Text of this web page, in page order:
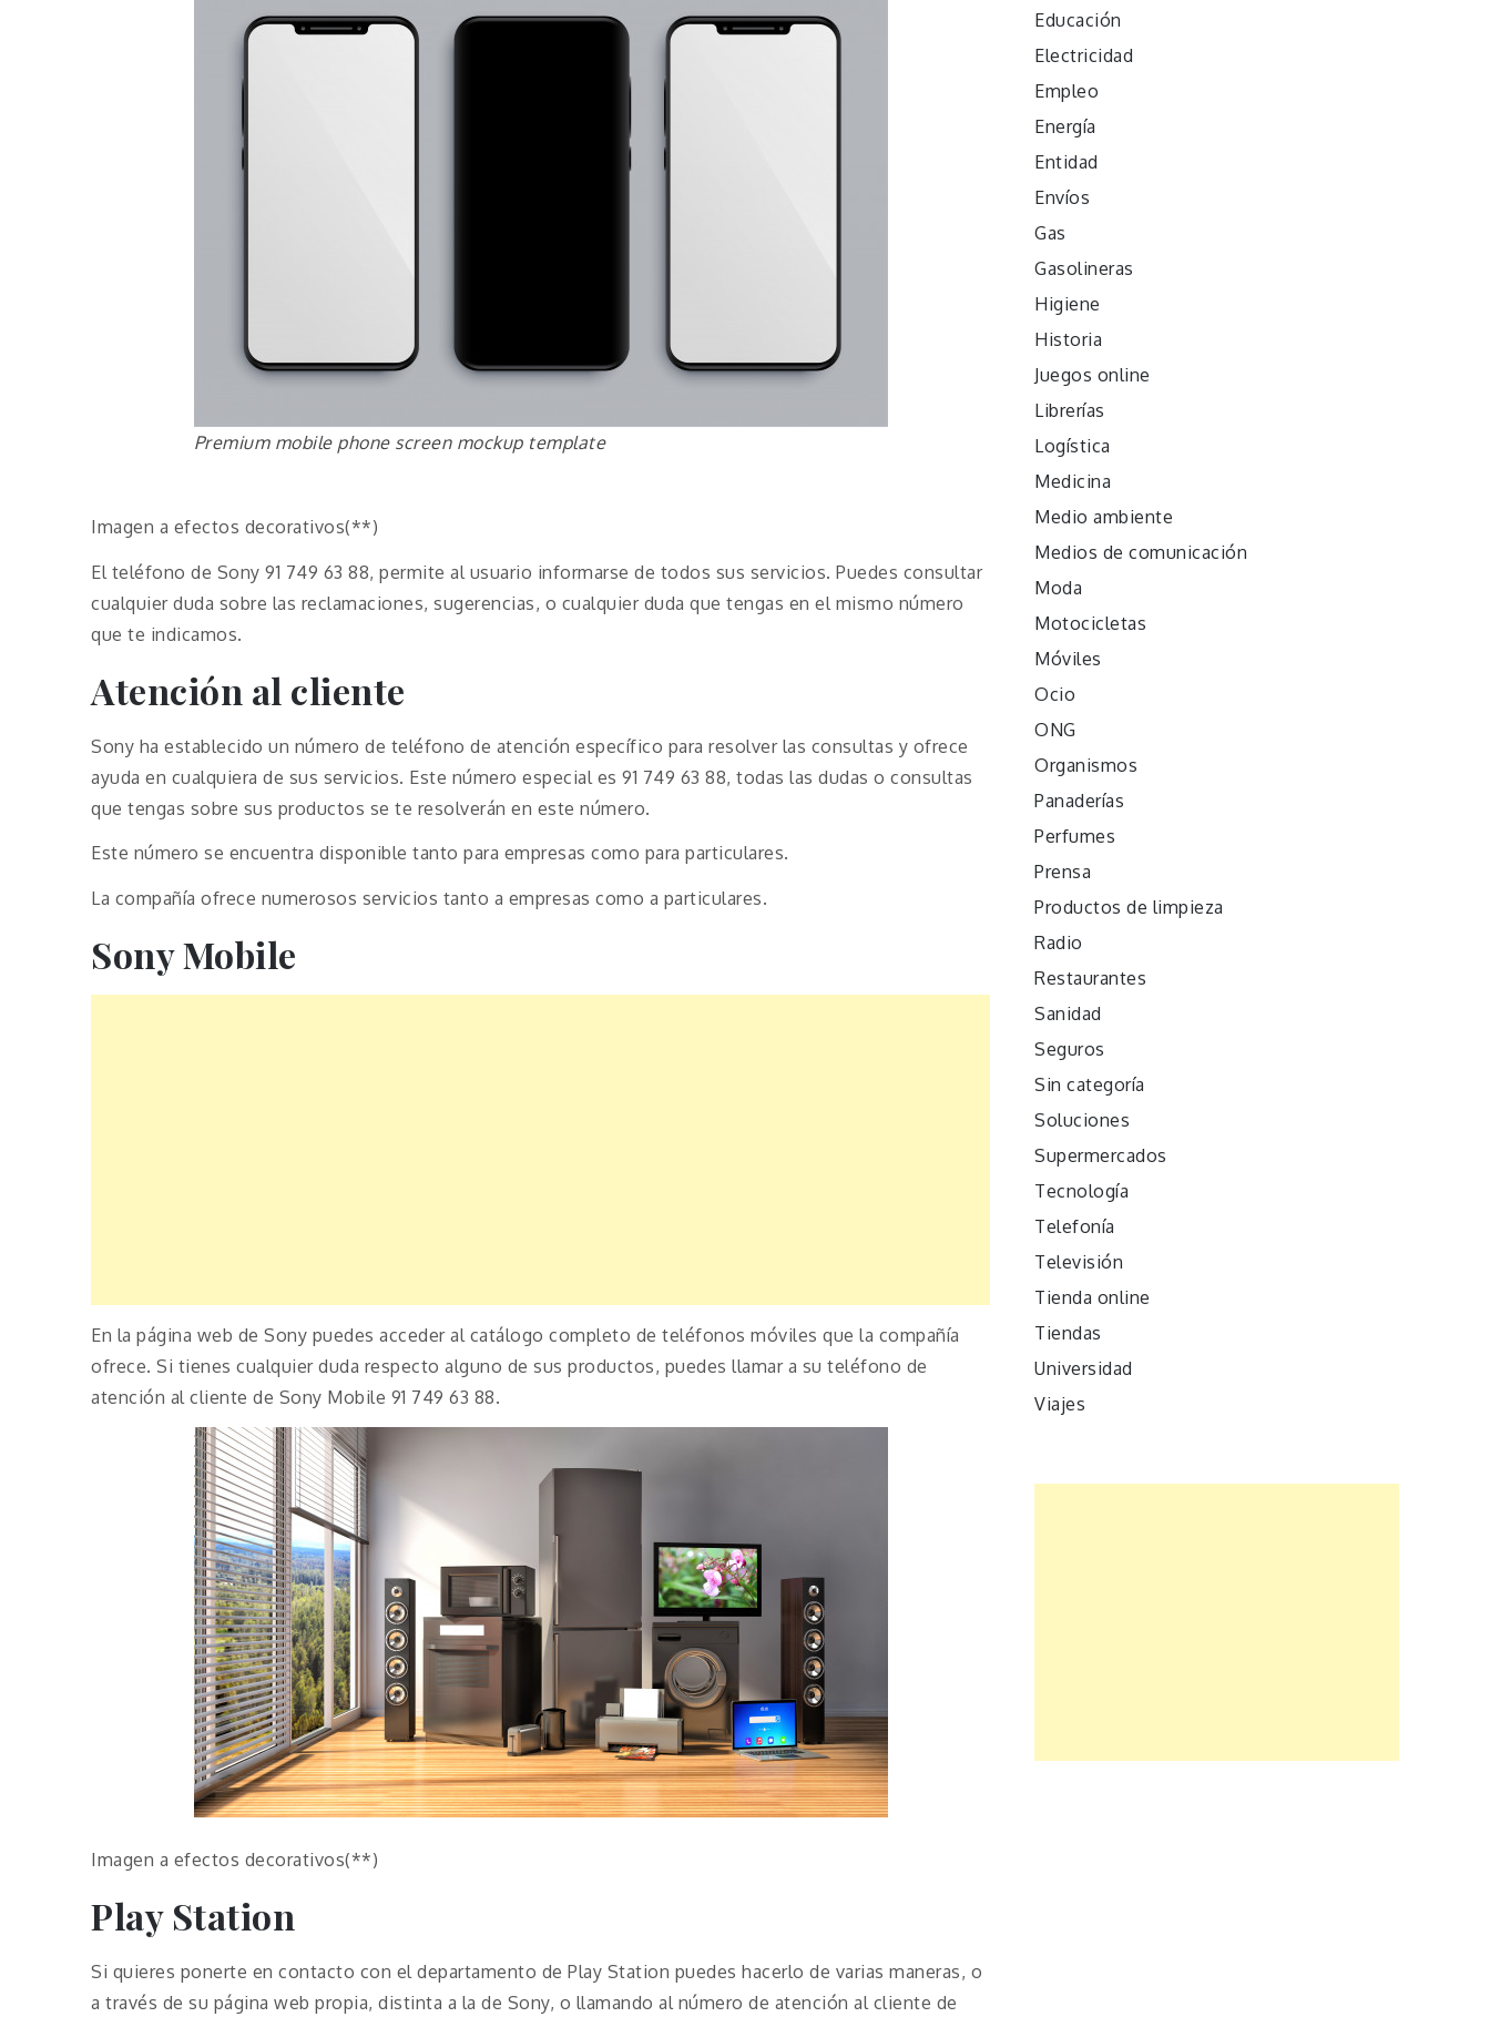
Premium mobile phone screen mockup template
Imagen a efectos decorativos(**)
El teléfono de Sony 91 749 63 88, permite al usuario informarse de todos sus servicios. Puedes consultar
cualquier duda sobre las reclamaciones, sugerencias, o cualquier duda que tengas en el mismo número
que te indicamos.
Atención al cliente
Sony ha establecido un número de teléfono de atención específico para resolver las consultas y ofrece
ayuda en cualquiera de sus servicios. Este número especial es 91 749 63 88, todas las dudas o consultas
que tengas sobre sus productos se te resolverán en este número.
Este número se encuentra disponible tanto para empresas como para particulares.
La compañía ofrece numerosos servicios tanto a empresas como a particulares.
Sony Mobile
En la página web de Sony puedes acceder al catálogo completo de teléfonos móviles que la compañía
ofrece. Si tienes cualquier duda respecto alguno de sus productos, puedes llamar a su teléfono de
atención al cliente de Sony Mobile 91 749 63 88.
Imagen a efectos decorativos(**)
Play Station
Si quieres ponerte en contacto con el departamento de Play Station puedes hacerlo de varias maneras, o
a través de su página web propia, distinta a la de Sony, o llamando al número de atención al cliente de
Educación
Electricidad
Empleo
Energía
Entidad
Envíos
Gas
Gasolineras
Higiene
Historia
Juegos online
Librerías
Logística
Medicina
Medio ambiente
Medios de comunicación
Moda
Motocicletas
Móviles
Ocio
ONG
Organismos
Panaderías
Perfumes
Prensa
Productos de limpieza
Radio
Restaurantes
Sanidad
Seguros
Sin categoría
Soluciones
Supermercados
Tecnología
Telefonía
Televisión
Tienda online
Tiendas
Universidad
Viajes